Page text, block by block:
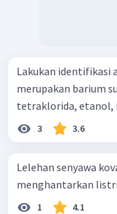
Lakukan identifikasi
merupakan barium
tetraklorida, etanol,
3 3.6
Lelehan senyawa
menghantarkan
1 4.1